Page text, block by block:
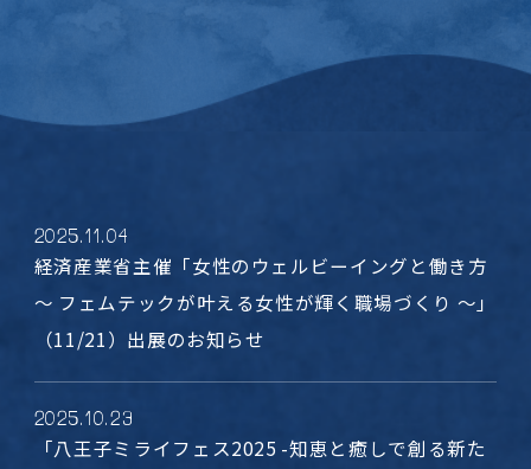
2025.11.04
経済産業省主催「女性のウェルビーイングと働き方
～ フェムテックが叶える女性が輝く職場づくり ～」
（11/21）出展のお知らせ
2025.10.23
「八王子ミライフェス2025 -知恵と癒しで創る新た